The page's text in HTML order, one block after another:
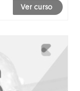
Ver curso